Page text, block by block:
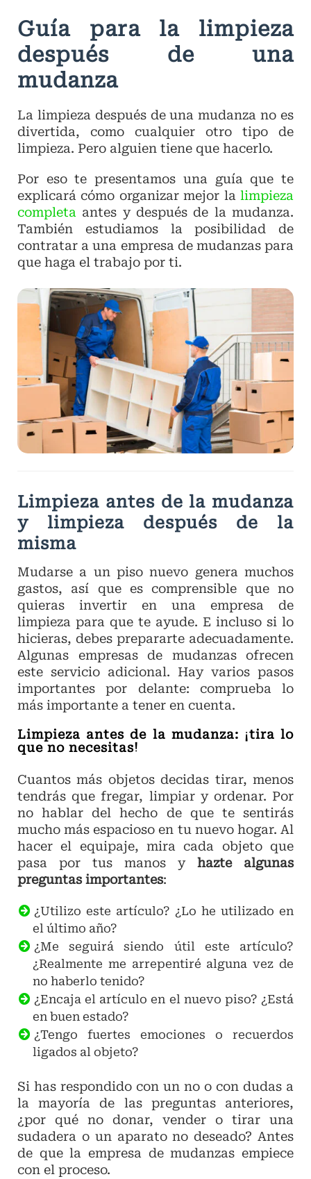
Guía para la limpieza
después de una
mudanza
La limpieza después de una mudanza no es
divertida, como cualquier otro tipo de
limpieza. Pero alguien tiene que hacerlo.
Por eso te presentamos una guía que te
explicará cómo organizar mejor la limpieza
completa antes y después de la mudanza.
También estudiamos la posibilidad de
contratar a una empresa de mudanzas para
que haga el trabajo por ti.
Limpieza antes de la mudanza
y limpieza después de la
misma
Mudarse a un piso nuevo genera muchos
gastos, así que es comprensible que no
quieras invertir en una empresa de
limpieza para que te ayude. E incluso si lo
hicieras, debes prepararte adecuadamente.
Algunas empresas de mudanzas ofrecen
este servicio adicional. Hay varios pasos
importantes por delante: comprueba lo
más importante a tener en cuenta.
Limpieza antes de la mudanza: ¡tira lo
que no necesitas!
Cuantos más objetos decidas tirar, menos
tendrás que fregar, limpiar y ordenar. Por
no hablar del hecho de que te sentirás
mucho más espacioso en tu nuevo hogar. Al
hacer el equipaje, mira cada objeto que
pasa por tus manos y hazte algunas
preguntas importantes:
¿Utilizo este artículo? ¿Lo he utilizado en
el último año?
¿Me seguirá siendo útil este artículo?
¿Realmente me arrepentiré alguna vez de
no haberlo tenido?
¿Encaja el artículo en el nuevo piso? ¿Está
en buen estado?
¿Tengo fuertes emociones o recuerdos
ligados al objeto?
Si has respondido con un no o con dudas a
la mayoría de las preguntas anteriores,
¿por qué no donar, vender o tirar una
sudadera o un aparato no deseado? Antes
de que la empresa de mudanzas empiece
con el proceso.